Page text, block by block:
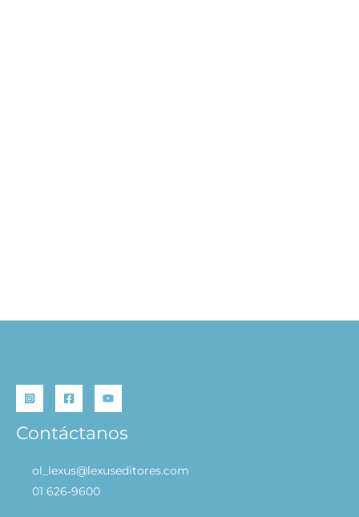
Contáctanos
ol_lexus@lexuseditores.com
01 626-9600